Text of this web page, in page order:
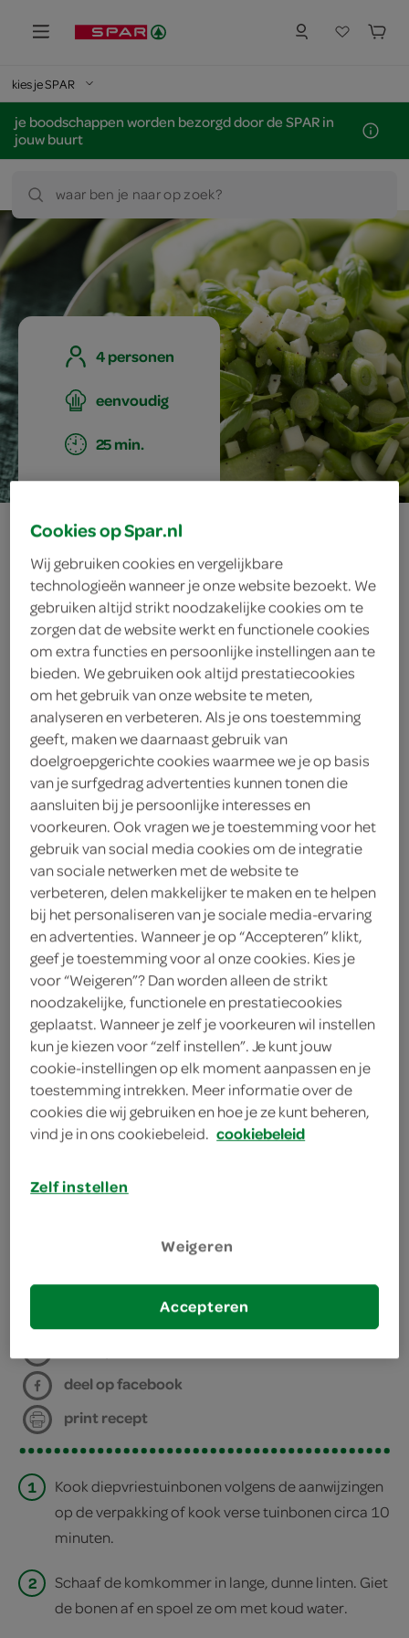
kies je SPAR
je boodschappen worden bezorgd door de SPAR in
jouw buurt
waar ben je naar op zoek?
4 personen
eenvoudig
25 min.
tuinbonensalade
met geitenkaas
ingrediënten
1 limoen
4 eetlepels olijfolie
1 eetlepel grove mosterd
1 handje basilicumblaadje
125 gram harde geitenkaas
75 gram rucola
2 stengels bleekselderij
2 lente-/bosuitjes
1 groene paprika
1 komkommer
bereiden
deel op facebook
print recept
1
Kook diepvriestuinbonen volgens de aanwijzingen
op de verpakking of kook verse tuinbonen circa 10
minuten.
2
Schaaf de komkommer in lange, dunne linten. Giet
de bonen af en spoel ze om met koud water.
Cookies op Spar.nl
Wij gebruiken cookies en vergelijkbare
technologieën wanneer je onze website bezoekt. We
gebruiken altijd strikt noodzakelijke cookies om te
zorgen dat de website werkt en functionele cookies
om extra functies en persoonlijke instellingen aan te
bieden. We gebruiken ook altijd prestatiecookies
om het gebruik van onze website te meten,
analyseren en verbeteren. Als je ons toestemming
geeft, maken we daarnaast gebruik van
doelgroepgerichte cookies waarmee we je op basis
van je surfgedrag advertenties kunnen tonen die
aansluiten bij je persoonlijke interesses en
voorkeuren. Ook vragen we je toestemming voor het
gebruik van social media cookies om de integratie
van sociale netwerken met de website te
verbeteren, delen makkelijker te maken en te helpen
bij het personaliseren van je sociale media-ervaring
en advertenties. Wanneer je op “Accepteren” klikt,
geef je toestemming voor al onze cookies. Kies je
voor “Weigeren”? Dan worden alleen de strikt
noodzakelijke, functionele en prestatiecookies
geplaatst. Wanneer je zelf je voorkeuren wil instellen
kun je kiezen voor “zelf instellen”. Je kunt jouw
cookie-instellingen op elk moment aanpassen en je
toestemming intrekken. Meer informatie over de
cookies die wij gebruiken en hoe je ze kunt beheren,
vind je in ons cookiebeleid. cookiebeleid
Zelf instellen
Weigeren
Accepteren